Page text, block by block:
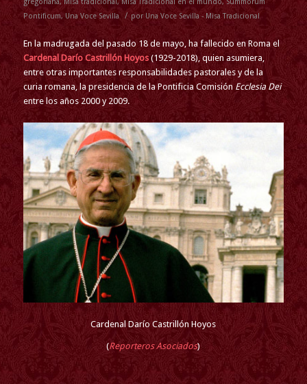
gregoriana, Misa tradicional , Misa Tradicional en el mundo, Summorum
Pontificum, Una Voce Sevilla / por Una Voce Sevilla - Misa Tradicional
En la madrugada del pasado 18 de mayo, ha fallecido en Roma el
Cardenal Darío Castrillón Hoyos (1929-2018), quien asumiera,
entre otras importantes responsabilidades pastorales y de la
curia romana, la presidencia de la Pontificia Comisión Ecclesia Dei
entre los años 2000 y 2009.
Cardenal Darío Castrillón Hoyos
(Reporteros Asociados)